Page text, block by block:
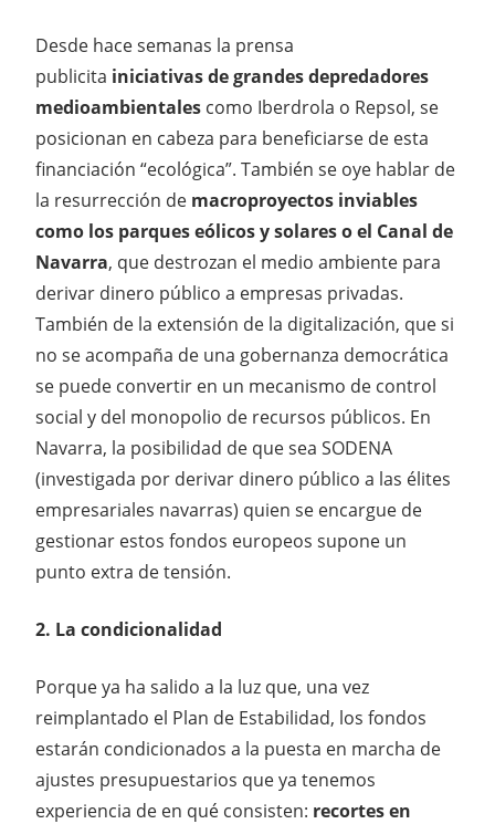
Desde hace semanas la prensa
publicita iniciativas de grandes depredadores
medioambientales como Iberdrola o Repsol, se
posicionan en cabeza para beneficiarse de esta
financiación “ecológica”. También se oye hablar de
la resurrección de macroproyectos inviables
como los parques eólicos y solares o el Canal de
Navarra, que destrozan el medio ambiente para
derivar dinero público a empresas privadas.
También de la extensión de la digitalización, que si
no se acompaña de una gobernanza democrática
se puede convertir en un mecanismo de control
social y del monopolio de recursos públicos. En
Navarra, la posibilidad de que sea SODENA
(investigada por derivar dinero público a las élites
empresariales navarras) quien se encargue de
gestionar estos fondos europeos supone un
punto extra de tensión.
2. La condicionalidad
Porque ya ha salido a la luz que, una vez
reimplantado el Plan de Estabilidad, los fondos
estarán condicionados a la puesta en marcha de
ajustes presupuestarios que ya tenemos
experiencia de en qué consisten: recortes en